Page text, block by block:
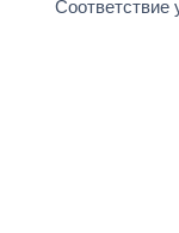
Соответствие